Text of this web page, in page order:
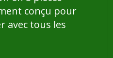
conçu pour
avec tous les